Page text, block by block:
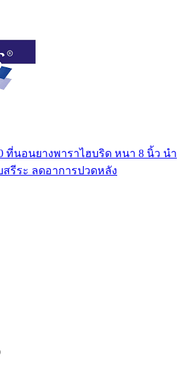
ที่นอนยางพาราไฮบริด หนา 8 นิ้ว นำ
สรีระ ลดอาการปวดหลัง